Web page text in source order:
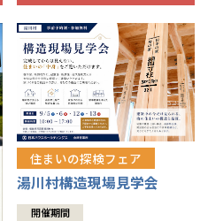
住まいの探検フェア
湯川村構造現場見学会
開催期間